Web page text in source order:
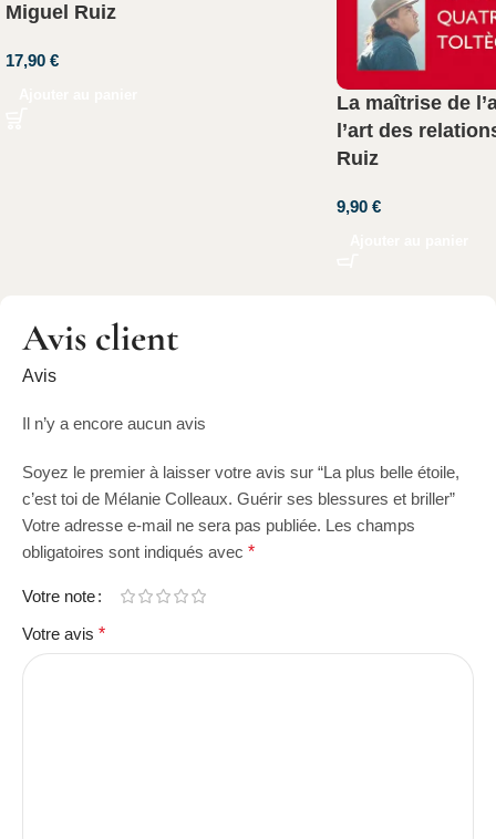
Miguel Ruiz
17,90 €
La maîtrise de
l’art des
Ruiz
9,90 €
Avis client
Avis
Il n’y a encore aucun avis
Soyez le premier à laisser votre avis sur “La plus belle étoile,
c’est toi de Mélanie Colleaux. Guérir ses blessures et briller”
Votre adresse e-mail ne sera pas publiée. Les champs
obligatoires sont indiqués avec *
Votre note
Votre avis *